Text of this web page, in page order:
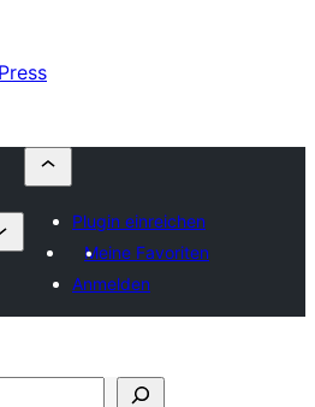
Plugin einreichen
Meine Favoriten
Anmelden